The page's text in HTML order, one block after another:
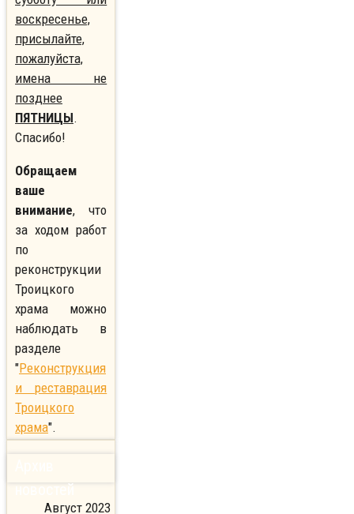
воскресенье,
присылайте,
пожалуйста,
имена не
позднее
ПЯТНИЦЫ.
Спасибо!
Обращаем
ваше
внимание, что
за ходом работ
по
реконструкции
Троицкого
храма можно
наблюдать в
разделе
"Реконструкция
и реставрация
Троицкого
храма".
новостей
Август 2023